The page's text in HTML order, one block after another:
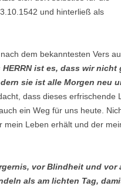
und hinterließ als
dem bekanntesten Vers
HERRN ist es, dass wir nicht
sie ist alle Morgen neu
dass dieses erfrischende
ein Weg für uns heute.
mein Leben erhält und der
vor Blindheit und vor
als am lichten Tag,